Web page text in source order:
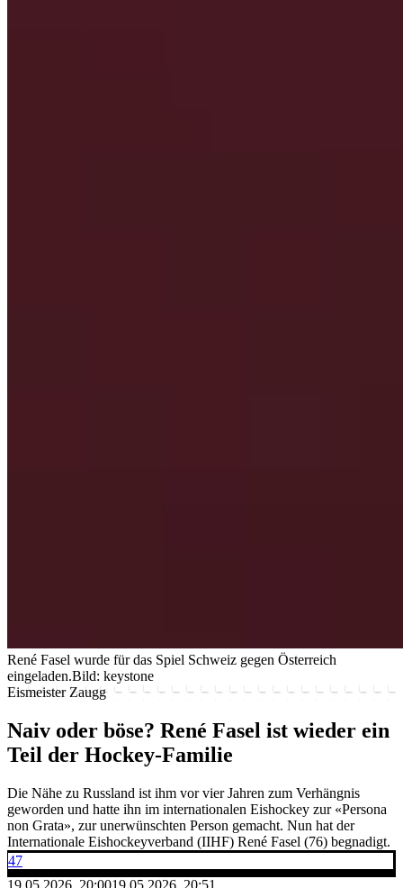
René Fasel wurde für das Spiel Schweiz gegen Österreich
eingeladen.Bild: keystone
Eismeister Zaugg
Naiv oder böse? René Fasel ist wieder ein
Teil der Hockey-Familie
Die Nähe zu Russland ist ihm vor vier Jahren zum Verhängnis
geworden und hatte ihn im internationalen Eishockey zur «Persona
non Grata», zur unerwünschten Person gemacht. Nun hat der
Internationale Eishockeyverband (IIHF) René Fasel (76) begnadigt.
47
19.05.2026, 20:0019.05.2026, 20:51